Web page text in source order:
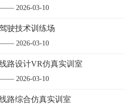
—— 2026-03-10
驶技术训练场
—— 2026-03-10
路设计VR仿真实训室
—— 2026-03-10
路综合仿真实训室